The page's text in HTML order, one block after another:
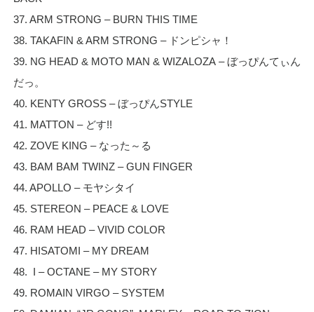
37. ARM STRONG – BURN THIS TIME
38. TAKAFIN & ARM STRONG – ドンピシャ！
39. NG HEAD & MOTO MAN & WIZALOZA – ぼっぴんてぃん
だっ。
40. KENTY GROSS – ぼっぴんSTYLE
41. MATTON – どす!!
42. ZOVE KING – なった～る
43. BAM BAM TWINZ – GUN FINGER
44. APOLLO – モヤシタイ
45. STEREON – PEACE & LOVE
46. RAM HEAD – VIVID COLOR
47. HISATOMI – MY DREAM
48. I – OCTANE – MY STORY
49. ROMAIN VIRGO – SYSTEM